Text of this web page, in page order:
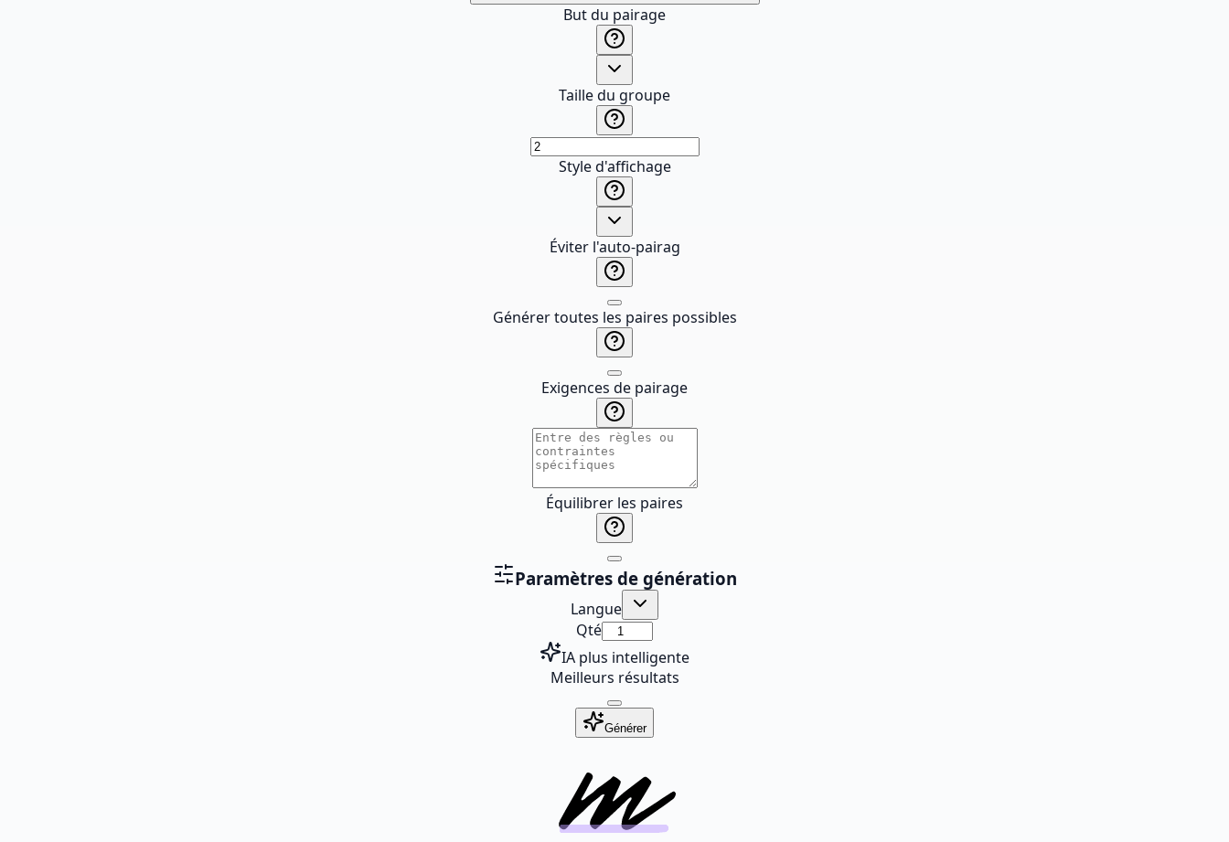
But du pairage
Taille du groupe
Style d'affichage
Éviter l'auto-pairag
Générer toutes les paires possibles
Exigences de pairage
Équilibrer les paires
Paramètres de génération
Langue
Qté
IA plus intelligente
Meilleurs résultats
Générer